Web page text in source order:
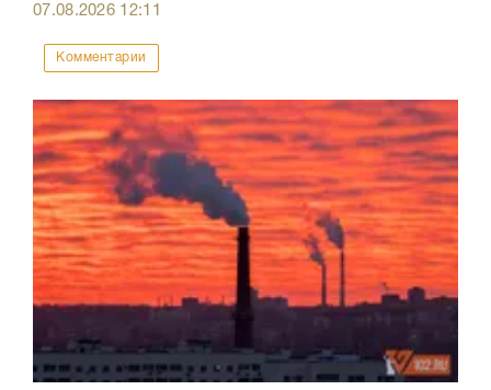
07.08.2026 12:11
Комментарии